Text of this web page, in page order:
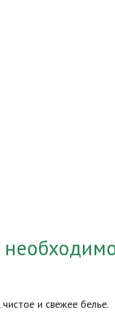
и свежее белье.